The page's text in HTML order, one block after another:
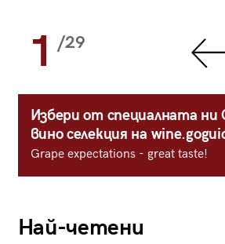
1 /29
Избери от специалната ни
вино селекция на
Grape expectations - great taste!
Най-четени